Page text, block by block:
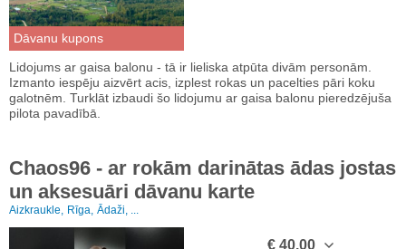
Dāvanu kupons
Lidojums ar gaisa balonu - tā ir lieliska atpūta divām personām.
Izmanto iespēju aizvērt acis, izplest rokas un pacelties pāri koku
galotnēm. Turklāt izbaudi šo lidojumu ar gaisa balonu pieredzējuša
pilota pavadībā.
Chaos96 - ar rokām darinātas ādas jostas
un aksesuāri dāvanu karte
Aizkraukle, Rīga, Ādaži, ...
€ 40.00